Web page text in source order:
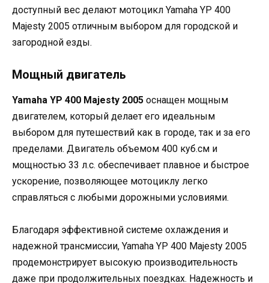
доступный вес делают мотоцикл Yamaha YP 400
Majesty 2005 отличным выбором для городской и
загородной езды.
Мощный двигатель
Yamaha YP 400 Majesty 2005 оснащен мощным
двигателем, который делает его идеальным
выбором для путешествий как в городе, так и за его
пределами. Двигатель объемом 400 куб.см и
мощностью 33 л.с. обеспечивает плавное и быстрое
ускорение, позволяющее мотоциклу легко
справляться с любыми дорожными условиями.
Благодаря эффективной системе охлаждения и
надежной трансмиссии, Yamaha YP 400 Majesty 2005
продемонстрирует высокую производительность
даже при продолжительных поездках. Надежность и